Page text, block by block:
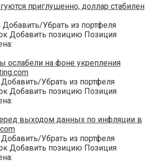
приглушенно, доллар стабилен
Добавить/Убрать из портфеля
Добавить позицию Позиция
ослабели на фоне укрепления
Убрать из портфеля
Добавить позицию Позиция
выходом данных по инфляции в
Убрать из портфеля
Добавить позицию Позиция